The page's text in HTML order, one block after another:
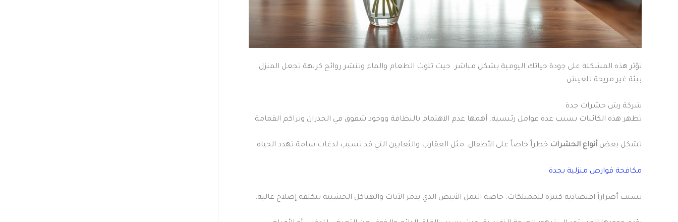
تؤثر هذه المشكلة على جودة حياتك اليومية بشكل مباشر. حيث تلوث الطعام والماء وتنشر روائح كريهة تجعل المنزل
بيئة غير مريحة للعيش.
شركة رش حشرات جدة
تظهر هذه الكائنات بسبب عدة عوامل رئيسية. أهمها عدم الاهتمام بالنظافة ووجود شقوق في الجدران وتراكم القمامة.
تشكل بعض أنواع الحشرات خطراً خاصاً على الأطفال. مثل العقارب والثعابين التي قد تسبب لدغات سامة تهدد الحياة.
مكافحة قوارض منزلية بجدة
تسبب أضراراً اقتصادية كبيرة للممتلكات. خاصة النمل الأبيض الذي يدمر الأثاث والهياكل الخشبية بتكلفة إصلاح عالية.